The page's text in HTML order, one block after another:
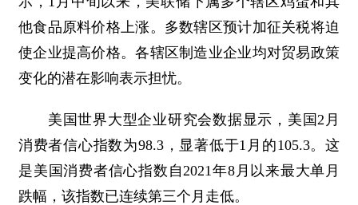
他食品原料价格上涨。多数辖区预计加征关税将迫
使企业提高价格。各辖区制造业企业均对贸易政策
变化的潜在影响表示担忧。
美国世界大型企业研究会数据显示，美国2月
消费者信心指数为98.3，显著低于1月的105.3。这
是美国消费者信心指数自2021年8月以来最大单月
跌幅，该指数已连续第三个月走低。